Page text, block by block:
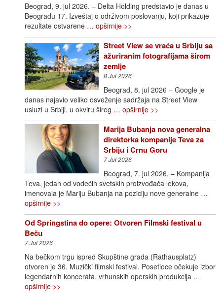
Beograd, 9. jul 2026. – Delta Holding predstavio je danas u
Beogradu 17. Izveštaj o održivom poslovanju, koji prikazuje
rezultate ostvarene … opširnije >>
Street View se vraća u Srbiju sa
ažuriranim fotografijama širom
zemlje
8 Jul 2026
Beograd, 8. jul 2026 – Google je
danas najavio veliko osveženje sadržaja na Street View
usluzi u Srbiji, u okviru šireg … opširnije >>
Marija Bubanja nova generalna
direktorka kompanije Teva za
Srbiju i Crnu Goru
7 Jul 2026
Beograd, 7. jul 2026. – Kompanija
Teva, jedan od vodećih svetskih proizvođača lekova,
imenovala je Mariju Bubanja na poziciju nove generalne …
opširnije >>
Od Springstina do opere: Otvoren Filmski festival u
Beču
7 Jul 2026
Na bečkom trgu ispred Skupštine grada (Rathausplatz)
otvoren je 36. Muzički filmski festival. Posetioce očekuje izbor
legendarnih koncerata, vrhunskih operskih produkcija …
opširnije >>